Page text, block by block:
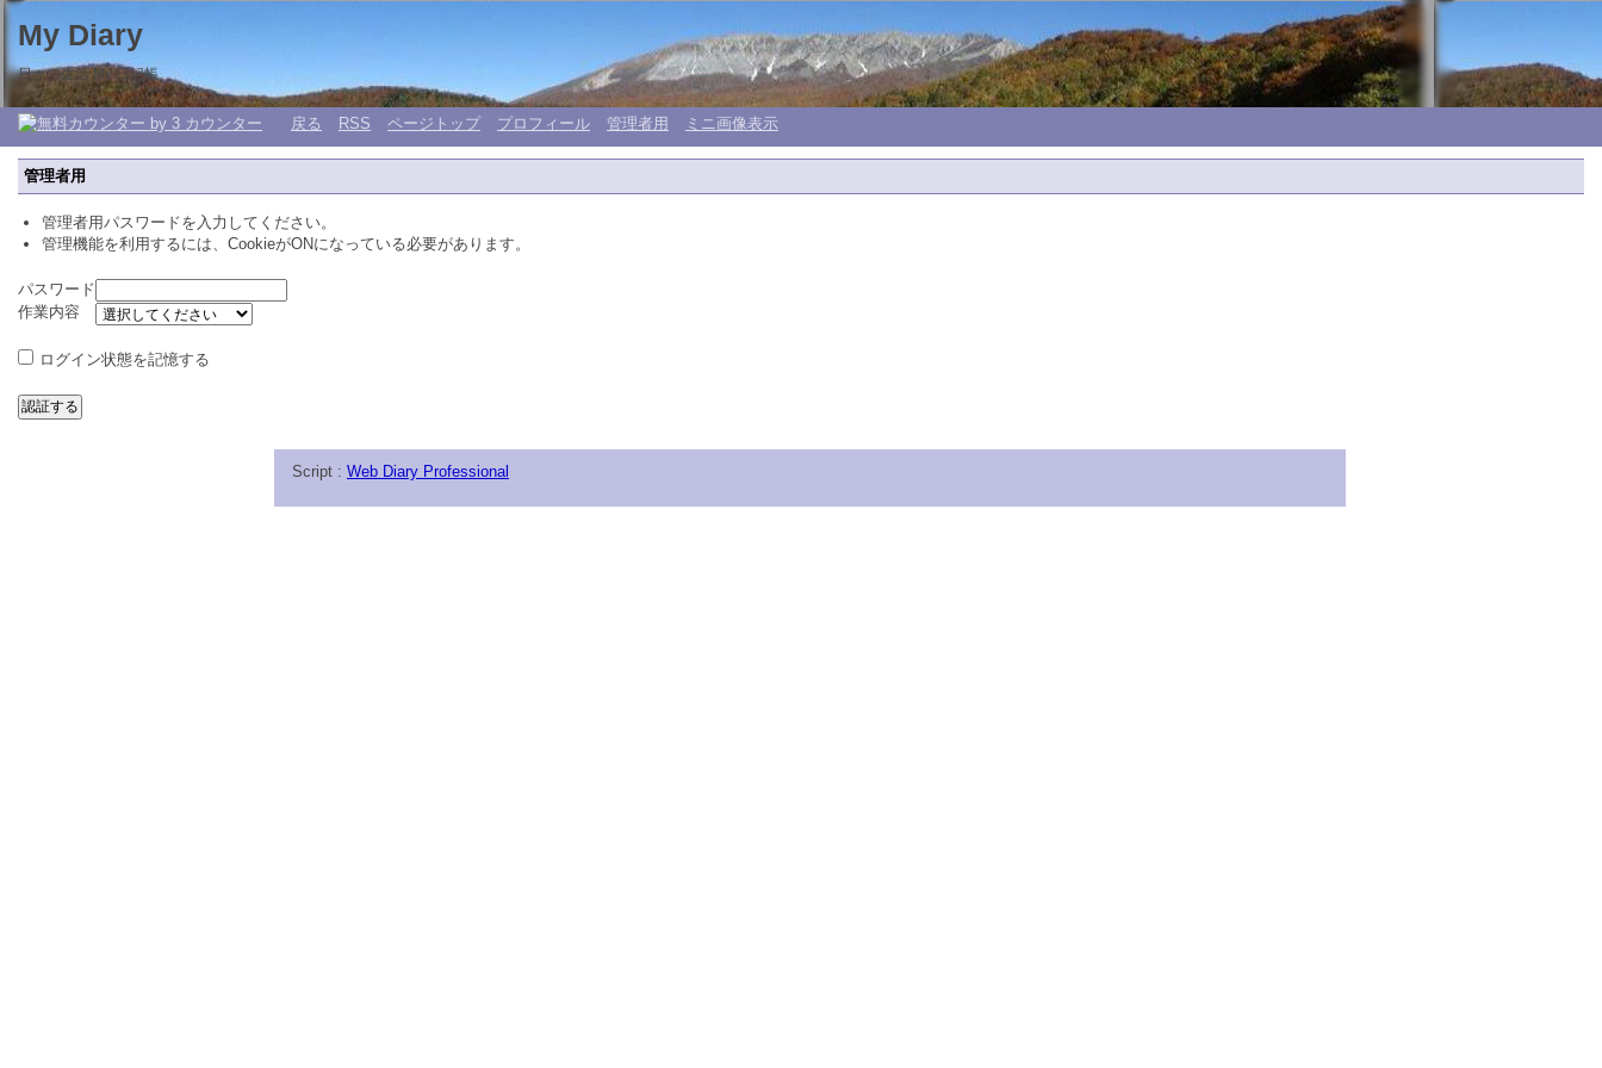
My Diary
日々の生活 My 日記帳。
戻る RSS ページトップ プロフィール 管理者用 ミニ画像表示
管理者用
管理者用パスワードを入力してください。
管理機能を利用するには、CookieがONになっている必要があります。
パスワード
作業内容
ログイン状態を記憶する
Script : Web Diary Professional